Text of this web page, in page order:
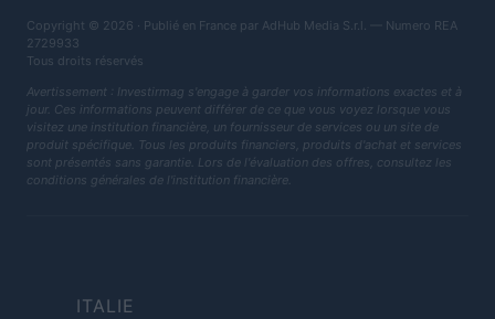
Copyright © 2026 · Publié en France par AdHub Media S.r.l. — Numero REA
2729933
Tous droits réservés
Avertissement : Investirmag s'engage à garder vos informations exactes et à
jour. Ces informations peuvent différer de ce que vous voyez lorsque vous
visitez une institution financière, un fournisseur de services ou un site de
produit spécifique. Tous les produits financiers, produits d'achat et services
sont présentés sans garantie. Lors de l'évaluation des offres, consultez les
conditions générales de l'institution financière.
ITALIE